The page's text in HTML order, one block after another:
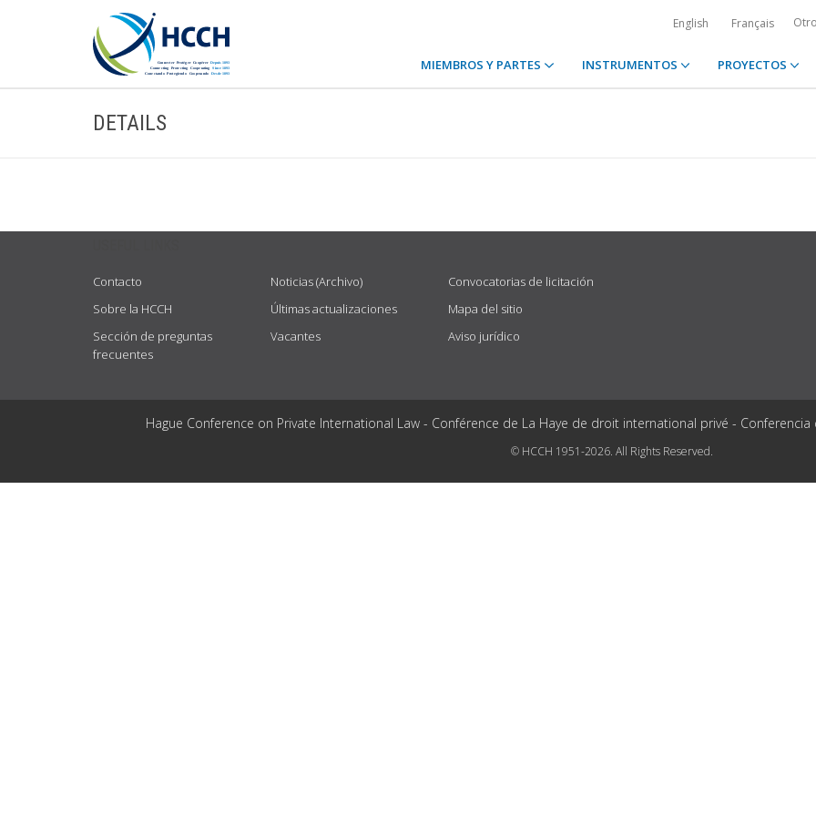
English Français
MIEMBROS Y PARTES INSTRUMENTOS PROYECTOS
DETAILS
Contacto
Sobre la HCCH
Sección de preguntas
frecuentes
Noticias (Archivo)
Últimas actualizaciones
Vacantes
Convocatorias de licitación
Mapa del sitio
Aviso jurídico
Hague Conference on Private International Law - Conférence de La Haye de droit international privé -
© HCCH 1951-2026. All Rights Reserved.